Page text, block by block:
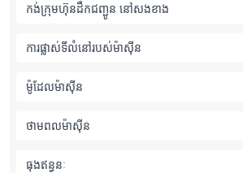
កង់ក្រុមហ៊ុនដឹកជញ្ជូន នៅសងខាង
ការផ្លាស់ទីលំនៅរបស់ម៉ាស៊ីន
ម៉ូដែលម៉ាស៊ីន
ថាមពលម៉ាស៊ីន
ធុងឥន្ធនៈ